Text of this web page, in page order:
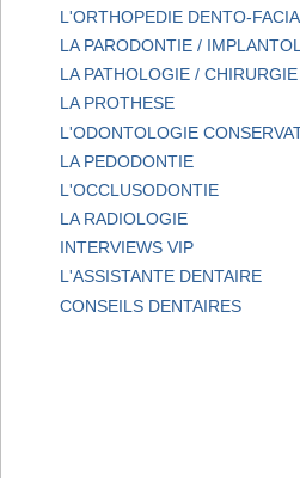
L'ORTHOPEDIE DENTO-
LA PARODONTIE /
LA PATHOLOGIE /
LA PROTHESE
L'ODONTOLOGIE
LA PEDODONTIE
L'OCCLUSODONTIE
LA RADIOLOGIE
INTERVIEWS VIP
L'ASSISTANTE DENTAIRE
CONSEILS DENTAIRES